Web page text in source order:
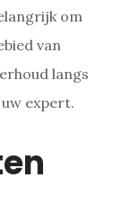
om
van
langs
expert.